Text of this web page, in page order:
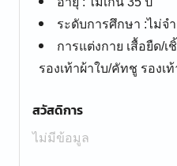
ระดับการศึกษา :ไม่จ
การแต่งกาย เสื้อยืด/เ
รองเท้าผ้าใบ/คัทชู รองเ
สวัสดิการ
ไม่มีข้อมูล